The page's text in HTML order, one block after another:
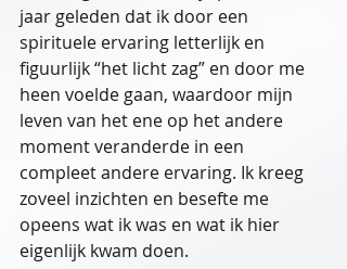
jaar geleden dat ik door een
spirituele ervaring letterlijk en
figuurlijk “het licht zag” en door me
heen voelde gaan, waardoor mijn
leven van het ene op het andere
moment veranderde in een
compleet andere ervaring. Ik kreeg
zoveel inzichten en besefte me
opeens wat ik was en wat ik hier
eigenlijk kwam doen.